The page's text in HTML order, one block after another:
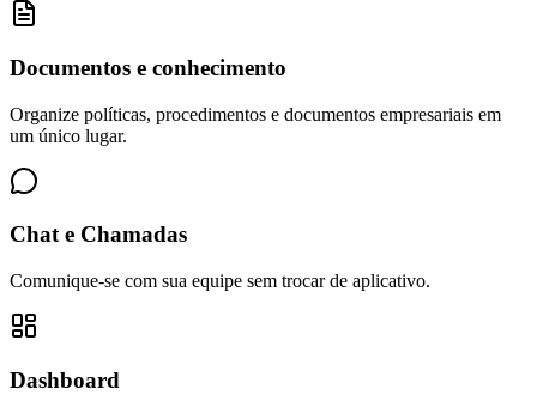
Documentos e conhecimento
Organize políticas, procedimentos e documentos empresariais em
um único lugar.
Chat e Chamadas
Comunique-se com sua equipe sem trocar de aplicativo.
Dashboard